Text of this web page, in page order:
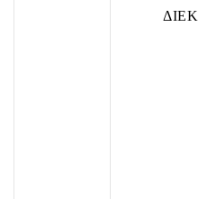
ΔΙΕΚ